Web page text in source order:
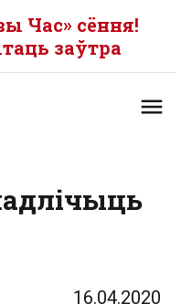
Час» сёння!
заўтра
16.04.2020